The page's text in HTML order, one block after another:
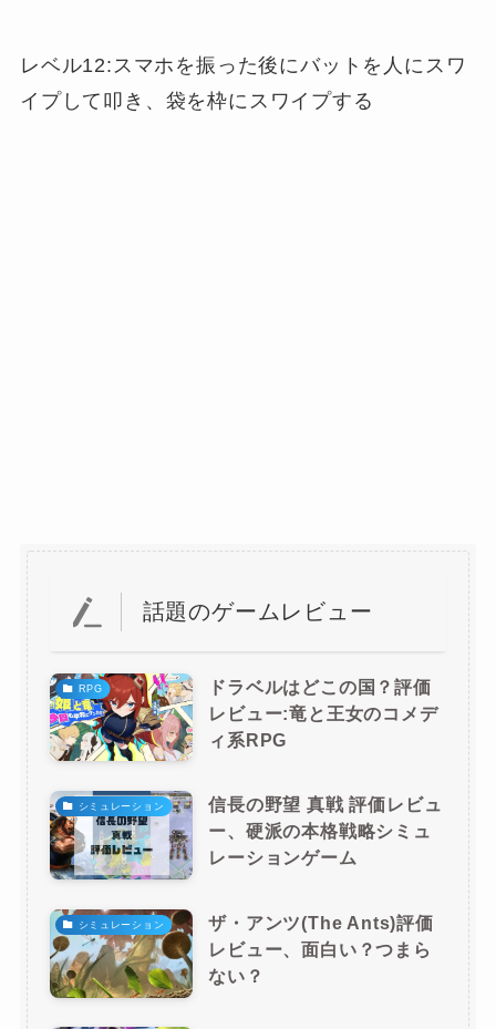
レベル12:スマホを振った後にバットを人にスワ
イプして叩き、袋を枠にスワイプする
話題のゲームレビュー
RPG
ドラベルはどこの国？評価
レビュー:竜と王女のコメデ
ィ系RPG
シミュレーション
信長の野望 真戦 評価レビュ
ー、硬派の本格戦略シミュ
レーションゲーム
シミュレーション
ザ・アンツ(The Ants)評価
レビュー、面白い？つまら
ない？